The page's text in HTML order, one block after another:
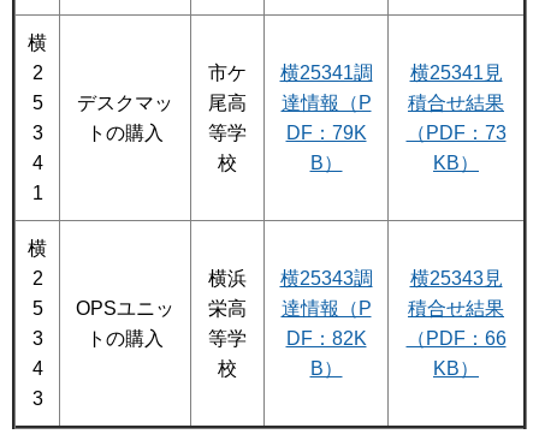
横
2
5
3
4
1
デスクマッ
トの購入
市ケ
尾高
等学
校
横25341調
達情報（P
DF：79K
B）
横25341見
積合せ結果
（PDF：73
KB）
横
2
5
3
4
3
OPSユニッ
トの購入
横浜
栄高
等学
校
横25343調
達情報（P
DF：82K
B）
横25343見
積合せ結果
（PDF：66
KB）